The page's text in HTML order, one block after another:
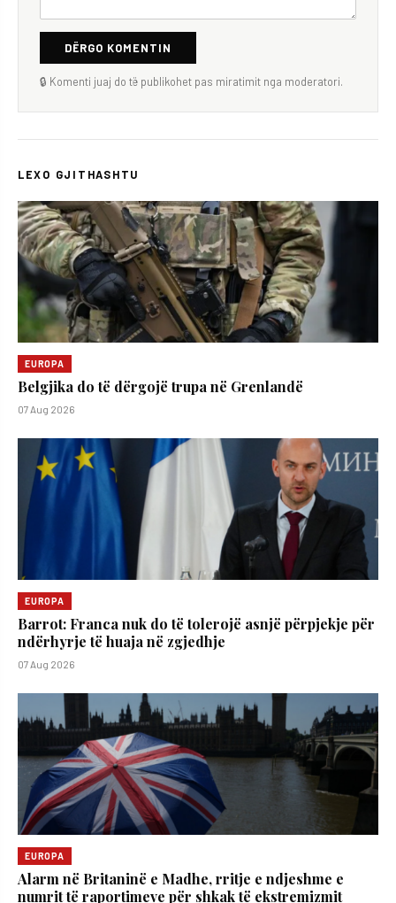
DËRGO KOMENTIN
🔒 Komenti juaj do të publikohet pas miratimit nga moderatori.
LEXO GJITHASHTU
EUROPA
Belgjika do të dërgojë trupa në Grenlandë
07 Aug 2026
EUROPA
Barrot: Franca nuk do të tolerojë asnjë përpjekje për
ndërhyrje të huaja në zgjedhje
07 Aug 2026
EUROPA
Alarm në Britaninë e Madhe, rritje e ndjeshme e
numrit të raportimeve për shkak të ekstremizmit